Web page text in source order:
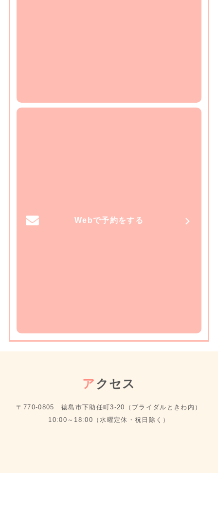
Webで予約をする
ア クセス
〒770-0805 徳島市下助任町3-20（ブライダルときわ内）
10:00～18:00（水曜定休・祝日除く）